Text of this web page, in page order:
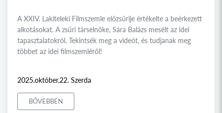
A XXIV. Lakiteleki Filmszemle előzsűrije értékelte a beérkezett
alkotásokat. A zsűri társelnöke, Sára Balázs mesélt az idei
tapasztalatokról. Tekintsék meg a videót, és tudjanak meg
többet az idei filmszemléről!
2025.október.22. Szerda
BŐVEBBEN